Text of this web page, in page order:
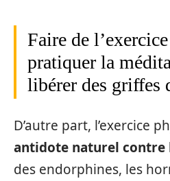
Faire de
pratiquer la
libérer des griffes
D’autre part, l’exercice
antidote naturel contre
des endorphines, les